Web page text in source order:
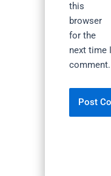
this
browser
for the
next time I
comment.